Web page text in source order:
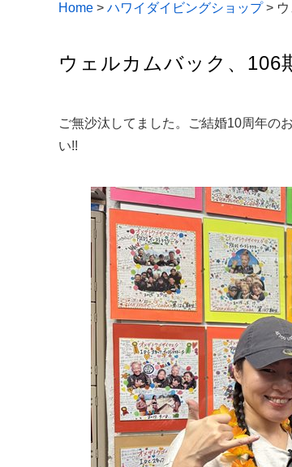
Home > ハワイダイビングショップ>
ウェルカムバック、106
ご無沙汰してました。ご結婚10周年の
い!!